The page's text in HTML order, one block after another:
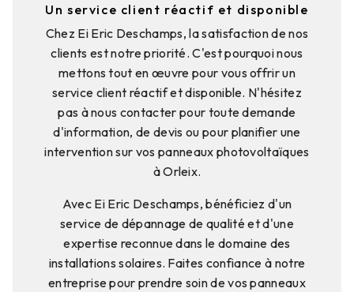
Un service client réactif et disponible
Chez Ei Eric Deschamps, la satisfaction de nos
clients est notre priorité. C'est pourquoi nous
mettons tout en œuvre pour vous offrir un
service client réactif et disponible. N'hésitez
pas à nous contacter pour toute demande
d'information, de devis ou pour planifier une
intervention sur vos panneaux photovoltaïques
à Orleix.
Avec Ei Eric Deschamps, bénéficiez d'un
service de dépannage de qualité et d'une
expertise reconnue dans le domaine des
installations solaires. Faites confiance à notre
entreprise pour prendre soin de vos panneaux